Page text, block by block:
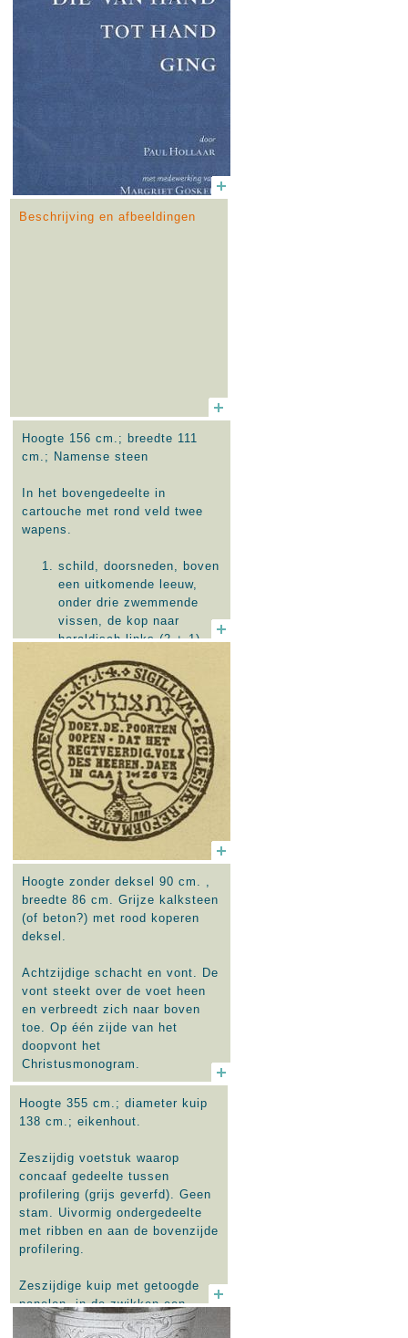
GELOOF - DEN
VAN '-T-METSELWERCK
DOOR
Beschrijving en afbeeldingen
Hoogte 156 cm.; breedte 111
cm.; Namense steen
In het bovengedeelte in
cartouche met rond veld twee
wapens.
schild, doorsneden, boven
een uitkomende leeuw,
onder drie zwemmende
vissen, de kop naar
heraldisch links (2 + 1)
ovaal schild met keper
beladen met drie
schelpen. Halfaanziende
helm met wrong en
dekkleden; helmteken:
uitkomende leeuw.
Onder het cartouche, boven de
op de tekstplaat, in het midden
een zandloper, links en rechts
een doodshoofd op beenderen.
geheel: te lezen is nog
HIER..../ARNO...../LEW....
Volgens de literatuur betreft het
gedoopt 17-03-1646, gestorven
1705 of kort daarvoor, en
Helena van Leeuwen, geboren ?,
gestorven na 1722. Couten werd
na de overgave van Venlo als
schepen aangesteld. (Tekst uit
boekje 1987).
Hoogte zonder deksel 90 cm. ,
breedte 86 cm. Grijze kalksteen
(of beton?) met rood koperen
deksel.
Achtzijdige schacht en vont. De
vont steekt over de voet heen
en verbreedt zich naar boven
toe. Op één zijde van het
doopvont het
Christusmonogram.
Rond, licht gewelfd deksel met
gehamerd oppervlak en
onderkant (vertind) plaatje met
tekst: 'ter herinnering aan de
restauratie van het kerkgebouw
te Venlo in de jaren 1946-1957
aangeboden door de pres.
kerkvoogd P. Hoogewoud en zijn
In het vont ondiep metalen
bekken waarin (los) eigenlijk
Hoogte 355 cm.; diameter kuip
138 cm.; eikenhout.
Zeszijdig voetstuk waarop
concaaf gedeelte tussen
profilering (grijs geverfd). Geen
stam. Uivormig ondergedeelte
met ribben en aan de bovenzijde
profilering.
Zeszijdige kuip met getoogde
panelen, in de zwikken een
opgelegde 'driehoek'. De